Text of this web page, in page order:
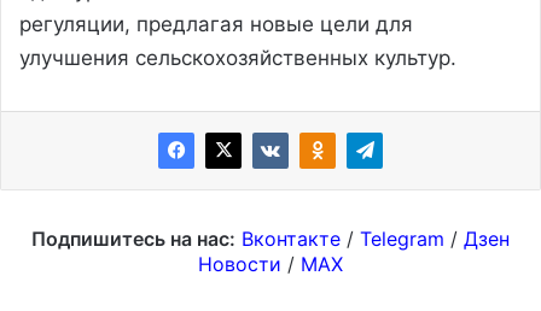
регуляции, предлагая новые цели для
улучшения сельскохозяйственных культур.
Подпишитесь на нас: Вконтакте / Telegram / Дзен
Новости / MAX